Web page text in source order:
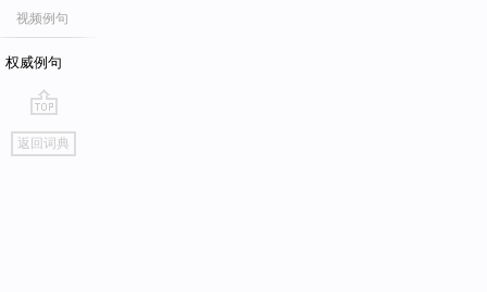
视频例句
权威例句
go
top
返回词典